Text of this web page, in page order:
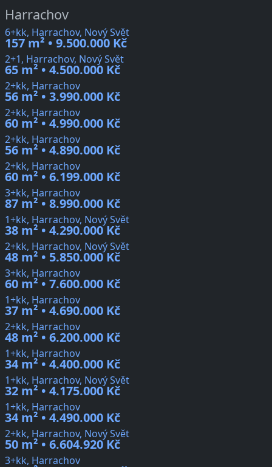
Harrachov
6+kk, Harrachov, Nový Svět
157 m² • 9.500.000 Kč
2+1, Harrachov, Nový Svět
65 m² • 4.500.000 Kč
2+kk, Harrachov
56 m² • 3.990.000 Kč
2+kk, Harrachov
60 m² • 4.990.000 Kč
2+kk, Harrachov
56 m² • 4.890.000 Kč
2+kk, Harrachov
60 m² • 6.199.000 Kč
3+kk, Harrachov
87 m² • 8.990.000 Kč
1+kk, Harrachov, Nový Svět
38 m² • 4.290.000 Kč
2+kk, Harrachov, Nový Svět
48 m² • 5.850.000 Kč
3+kk, Harrachov
60 m² • 7.600.000 Kč
1+kk, Harrachov
37 m² • 4.690.000 Kč
2+kk, Harrachov
48 m² • 6.200.000 Kč
1+kk, Harrachov
34 m² • 4.400.000 Kč
1+kk, Harrachov, Nový Svět
32 m² • 4.175.000 Kč
1+kk, Harrachov
34 m² • 4.490.000 Kč
2+kk, Harrachov, Nový Svět
50 m² • 6.604.920 Kč
3+kk, Harrachov